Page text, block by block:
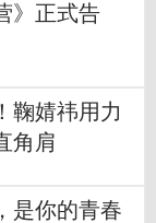
》正式告
鞠婧祎用力
角肩
是你的青春